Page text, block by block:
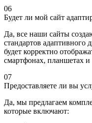
06
Будет ли мой сайт
Да, все наши сайты
стандартов адаптивного
будет корректно
смартфонах, планшетах
07
Предоставляете ли вы
Да, мы предлагаем
которые включают: